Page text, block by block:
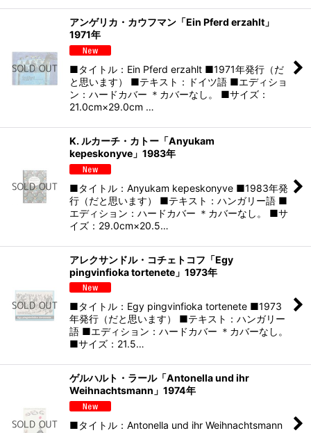
アンゲリカ・カウフマン「Ein Pferd erzahlt」
1971年
■タイトル：Ein Pferd erzahlt ■1971年発行（だ
と思います） ■テキスト：ドイツ語 ■エディショ
ン：ハードカバー ＊カバーなし。 ■サイズ：
21.0cm×29.0cm …
K. ルカーチ・カトー「Anyukam
kepeskonyve」1983年
■タイトル：Anyukam kepeskonyve ■1983年発
行（だと思います） ■テキスト：ハンガリー語 ■
エディション：ハードカバー ＊カバーなし。 ■サ
イズ：29.0cm×20.5…
アレクサンドル・コチェトコフ「Egy
pingvinfioka tortenete」1973年
■タイトル：Egy pingvinfioka tortenete ■1973
年発行（だと思います） ■テキスト：ハンガリー
語 ■エディション：ハードカバー ＊カバーなし。
■サイズ：21.5…
ゲルハルト・ラール「Antonella und ihr
Weihnachtsmann」1974年
■タイトル：Antonella und ihr Weihnachtsmann